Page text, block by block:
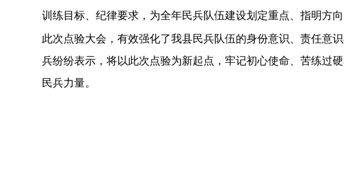
训练目标、纪律要求，为全年民兵队伍建设划定重点、指明方向
此次点验大会，有效强化了我县民兵队伍的身份意识、责任意
兵纷纷表示，将以此次点验为新起点，牢记初心使命、苦练过
民兵力量。